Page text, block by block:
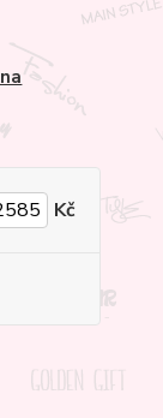
Kč